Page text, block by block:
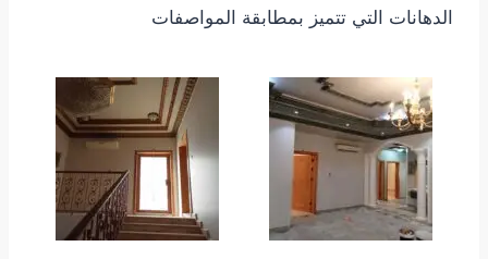
الدهانات التي تتميز بمطابقة المواصفات